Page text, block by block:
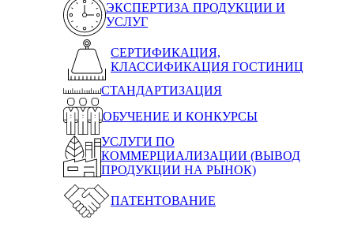
ЭКСПЕРТИЗА ПРОДУКЦИИ И
УСЛУГ
СЕРТИФИКАЦИЯ,
КЛАССИФИКАЦИЯ ГОСТИНИЦ
СТАНДАРТИЗАЦИЯ
ОБУЧЕНИЕ И КОНКУРСЫ
УСЛУГИ ПО
КОММЕРЦИАЛИЗАЦИИ (ВЫВОД
ПРОДУКЦИИ НА РЫНОК)
ПАТЕНТОВАНИЕ